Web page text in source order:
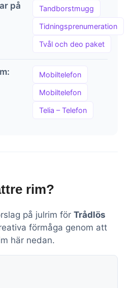
på
Tandborstmugg
Tidningsprenumeration
Tvål och deo paket
Mobiltelefon
Mobiltelefon
Telia – Telefon
rim?
på julrim för Trådlös
förmåga genom att
här nedan.